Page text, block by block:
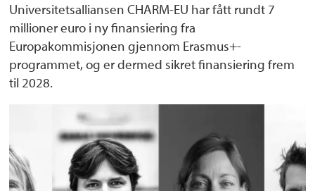
Universitetsalliansen CHARM-EU har fått rundt 7
millioner euro i ny finansiering fra
Europakommisjonen gjennom Erasmus+-
programmet, og er dermed sikret finansiering frem
til 2028.